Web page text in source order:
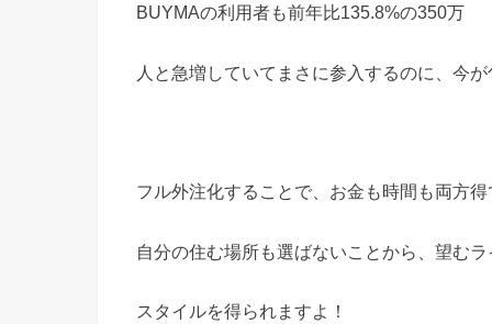
BUYMAの利用者も前年比135.8%の350万
人と急増していてまさに参入するのに、今が
フル外注化することで、お金も時間も両方得
自分の住む場所も選ばないことから、望むラ
スタイルを得られますよ！